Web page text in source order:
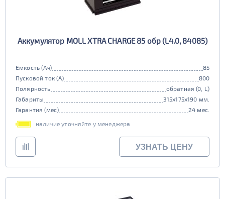
Аккумулятор MOLL XTRA CHARGE 85 обр (L4.0, 84085)
Емкость (Ач)
85
Пусковой ток (А)
800
Полярность
обратная (0, L)
Габариты
315x175x190 мм.
Гарантия (мес)
24 мес.
наличие уточняйте у менеджера
УЗНАТЬ ЦЕНУ